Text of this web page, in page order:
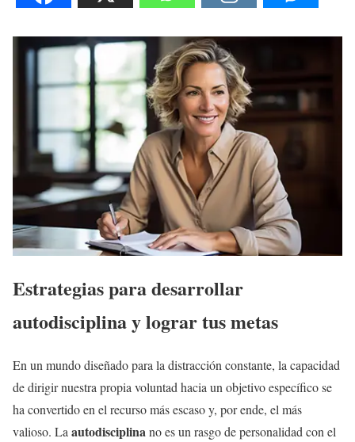
Estrategias para desarrollar
autodisciplina y lograr tus metas
En un mundo diseñado para la distracción constante, la capacidad
de dirigir nuestra propia voluntad hacia un objetivo específico se
ha convertido en el recurso más escaso y, por ende, el más
valioso. La autodisciplinano es un rasgo de personalidad con el